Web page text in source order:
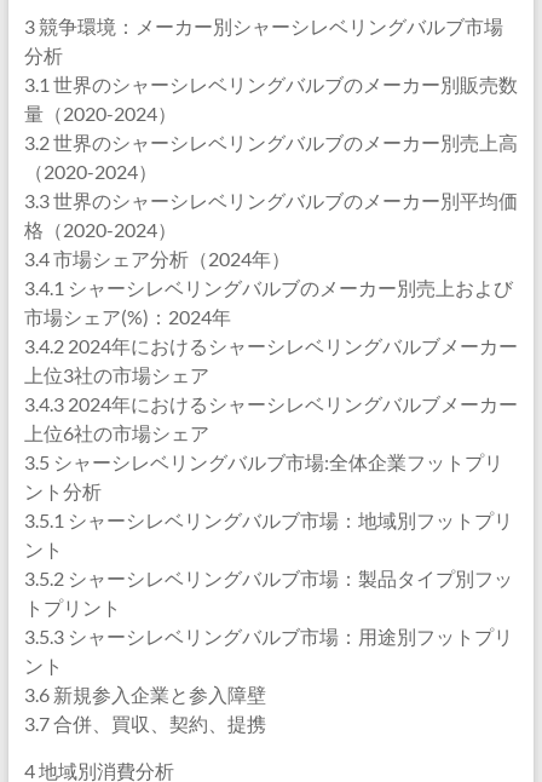
3 競争環境：メーカー別シャーシレベリングバルブ市場
分析
3.1 世界のシャーシレベリングバルブのメーカー別販売数
量（2020-2024）
3.2 世界のシャーシレベリングバルブのメーカー別売上高
（2020-2024）
3.3 世界のシャーシレベリングバルブのメーカー別平均価
格（2020-2024）
3.4 市場シェア分析（2024年）
3.4.1 シャーシレベリングバルブのメーカー別売上および
市場シェア(%)：2024年
3.4.2 2024年におけるシャーシレベリングバルブメーカー
上位3社の市場シェア
3.4.3 2024年におけるシャーシレベリングバルブメーカー
上位6社の市場シェア
3.5 シャーシレベリングバルブ市場:全体企業フットプリ
ント分析
3.5.1 シャーシレベリングバルブ市場：地域別フットプリ
ント
3.5.2 シャーシレベリングバルブ市場：製品タイプ別フッ
トプリント
3.5.3 シャーシレベリングバルブ市場：用途別フットプリ
ント
3.6 新規参入企業と参入障壁
3.7 合併、買収、契約、提携
4 地域別消費分析